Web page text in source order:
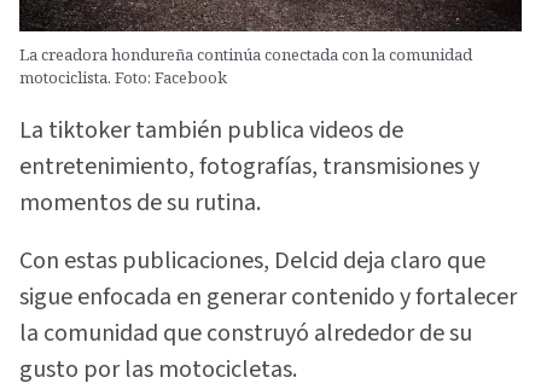
La creadora hondureña continúa conectada con la comunidad
motociclista. Foto: Facebook
La tiktoker también publica videos de
entretenimiento, fotografías, transmisiones y
momentos de su rutina.
Con estas publicaciones, Delcid deja claro que
sigue enfocada en generar contenido y fortalecer
la comunidad que construyó alrededor de su
gusto por las motocicletas.